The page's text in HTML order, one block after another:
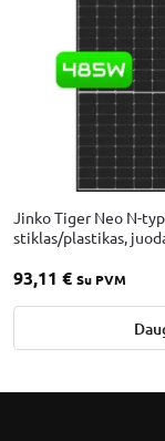
Jinko Tiger Neo N-
stiklas/plastikas,
93,11 € Su PVM